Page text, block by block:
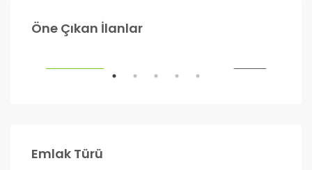
Öne Çıkan İlanlar
990.000₺
Ankara
Emlak Türü